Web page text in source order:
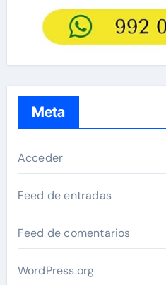
Meta
Acceder
Feed de entradas
Feed de comentarios
WordPress.org